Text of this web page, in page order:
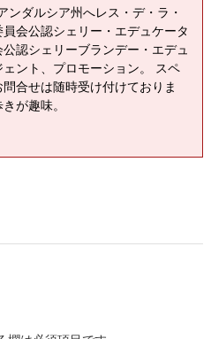
ダルシア州へレス・デ・ラ・
会公認シェリー・エデュケータ
認シェリーブランデー・エデュ
ント、プロモーション。 スペ
合せは随時受け付けておりま
が趣味。